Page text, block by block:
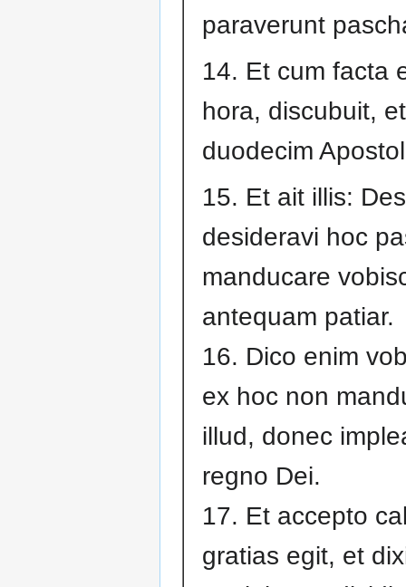
paraverunt
14. Et cum facta
hora, discubuit, et
duodecim
15. Et ait illis:
desideravi hoc
manducare
antequam patiar.
16. Dico enim
ex hoc non
illud, donec
regno Dei.
17. Et accepto
gratias egit, et